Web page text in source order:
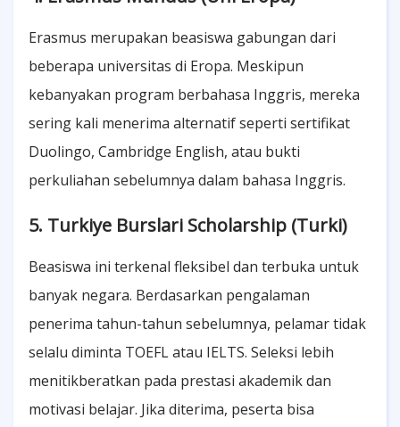
Erasmus merupakan beasiswa gabungan dari
beberapa universitas di Eropa. Meskipun
kebanyakan program berbahasa Inggris, mereka
sering kali menerima alternatif seperti sertifikat
Duolingo, Cambridge English, atau bukti
perkuliahan sebelumnya dalam bahasa Inggris.
5. Turkiye Burslari Scholarship (Turki)
Beasiswa ini terkenal fleksibel dan terbuka untuk
banyak negara. Berdasarkan pengalaman
penerima tahun-tahun sebelumnya, pelamar tidak
selalu diminta TOEFL atau IELTS. Seleksi lebih
menitikberatkan pada prestasi akademik dan
motivasi belajar. Jika diterima, peserta bisa